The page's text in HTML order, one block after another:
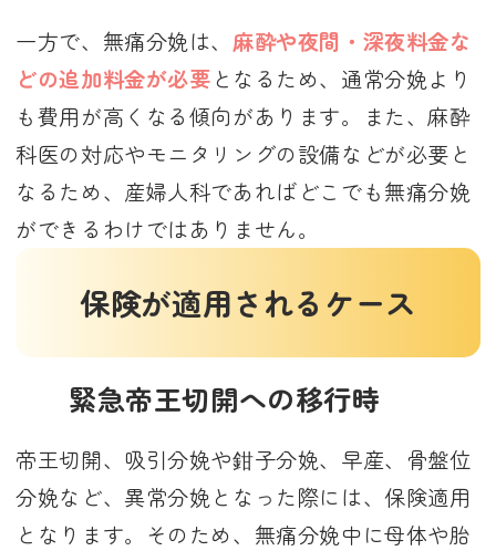
一方で、無痛分娩は、麻酔や夜間・深夜料金な
どの追加料金が必要 となるため、通常分娩より
も費用が高くなる傾向があります。また、麻酔
科医の対応やモニタリングの設備などが必要と
なるため、産婦人科であればどこでも無痛分娩
ができるわけではありません。
保険が適用されるケース
緊急帝王切開への移行時
帝王切開、吸引分娩や鉗子分娩、早産、骨盤位
分娩など、異常分娩となった際には、保険適用
となります。そのため、無痛分娩中に母体や胎